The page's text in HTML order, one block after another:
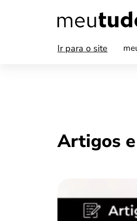
Ir para o site
Artigos